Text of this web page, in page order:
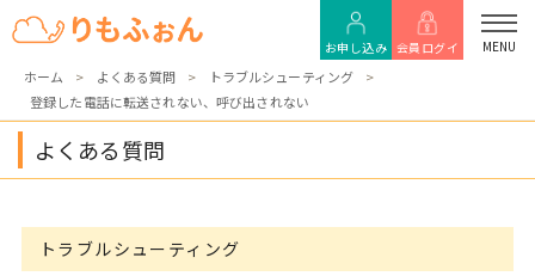
お申し込み 会員ログイ MENU
ホーム よくある質問
トラブルシューティング
登録した電話に転送されない、呼び出されない
よくある質問
トラブルシューティング